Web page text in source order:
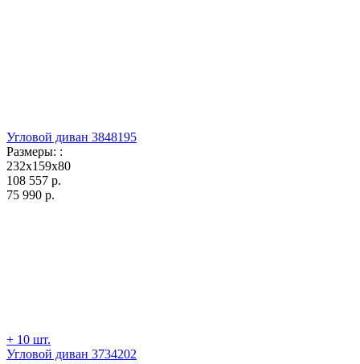
Угловой диван 3848195
Размеры: :
232x159x80
108 557 р.
75 990 р.
+ 10 шт.
Угловой диван 3734202